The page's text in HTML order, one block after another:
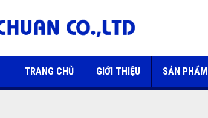
TRANG CHỦ GIỚI THIỆU SẢN PHẨM